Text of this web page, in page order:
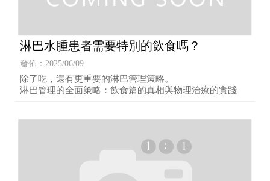
淋巴水腫患者需要特別的飲食嗎？
發佈：2025/06/09
除了吃，還有更重要的淋巴管理策略。
淋巴管理的全面策略：飲食篇的真相與物理治療的實踐